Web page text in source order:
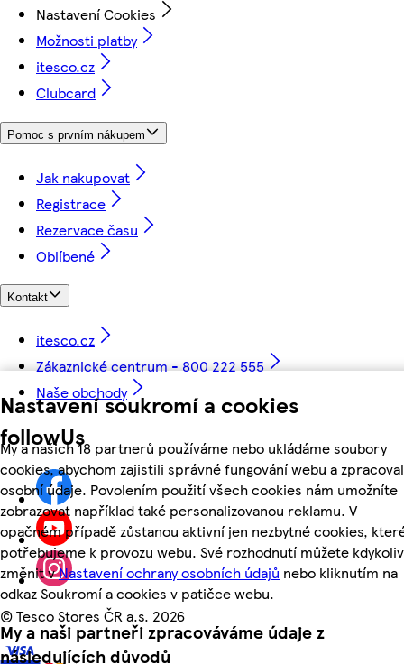
Nastavení soukromí a cookies
My a našich 18 partnerů používáme nebo ukládáme soubory
cookies, abychom zajistili správné fungování webu a
osobní údaje. Povolením použití všech cookies nám umožníte
zobrazovat například také personalizovanou reklamu. V
opačném případě zůstanou aktivní jen nezbytné cookies,
potřebujeme k provozu webu. Své rozhodnutí můžete kdykoliv
změnit vNastavení ochrany osobních údajů nebo kliknutím na
odkaz Soukromí a cookies v patičce webu.
My a naši partneři zpracováváme údaje z
následujících důvodů
Nastavení Cookies
Možnosti platby
itesco.cz
Clubcard
Pomoc s prvním nákupem
Jak nakupovat
Registrace
Rezervace času
Oblíbené
Kontakt
itesco.cz
Zákaznické centrum - 800 222 555
Naše obchody
followUs
©Tesco Stores ČR a.s. 2026